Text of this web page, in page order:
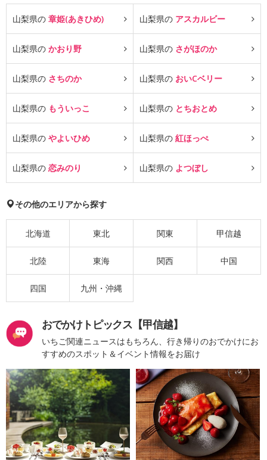
山梨県の 章姫(あきひめ) 山梨県の アスカルビー
山梨県の かおり野 山梨県の さがほのか
山梨県の さちのか 山梨県の おいCベリー
山梨県の もういっこ 山梨県の とちおとめ
山梨県の やよいひめ 山梨県の 紅ほっぺ
山梨県の 恋みのり 山梨県の よつぼし
その他のエリアから探す
北海道 東北 関東 甲信越
北陸 東海 関西 中国
四国 九州・沖縄
おでかけトピックス【甲信越】
いちご関連ニュースはもちろん、行き帰りのおでかけにお
すすめのスポット＆イベント情報をお届け